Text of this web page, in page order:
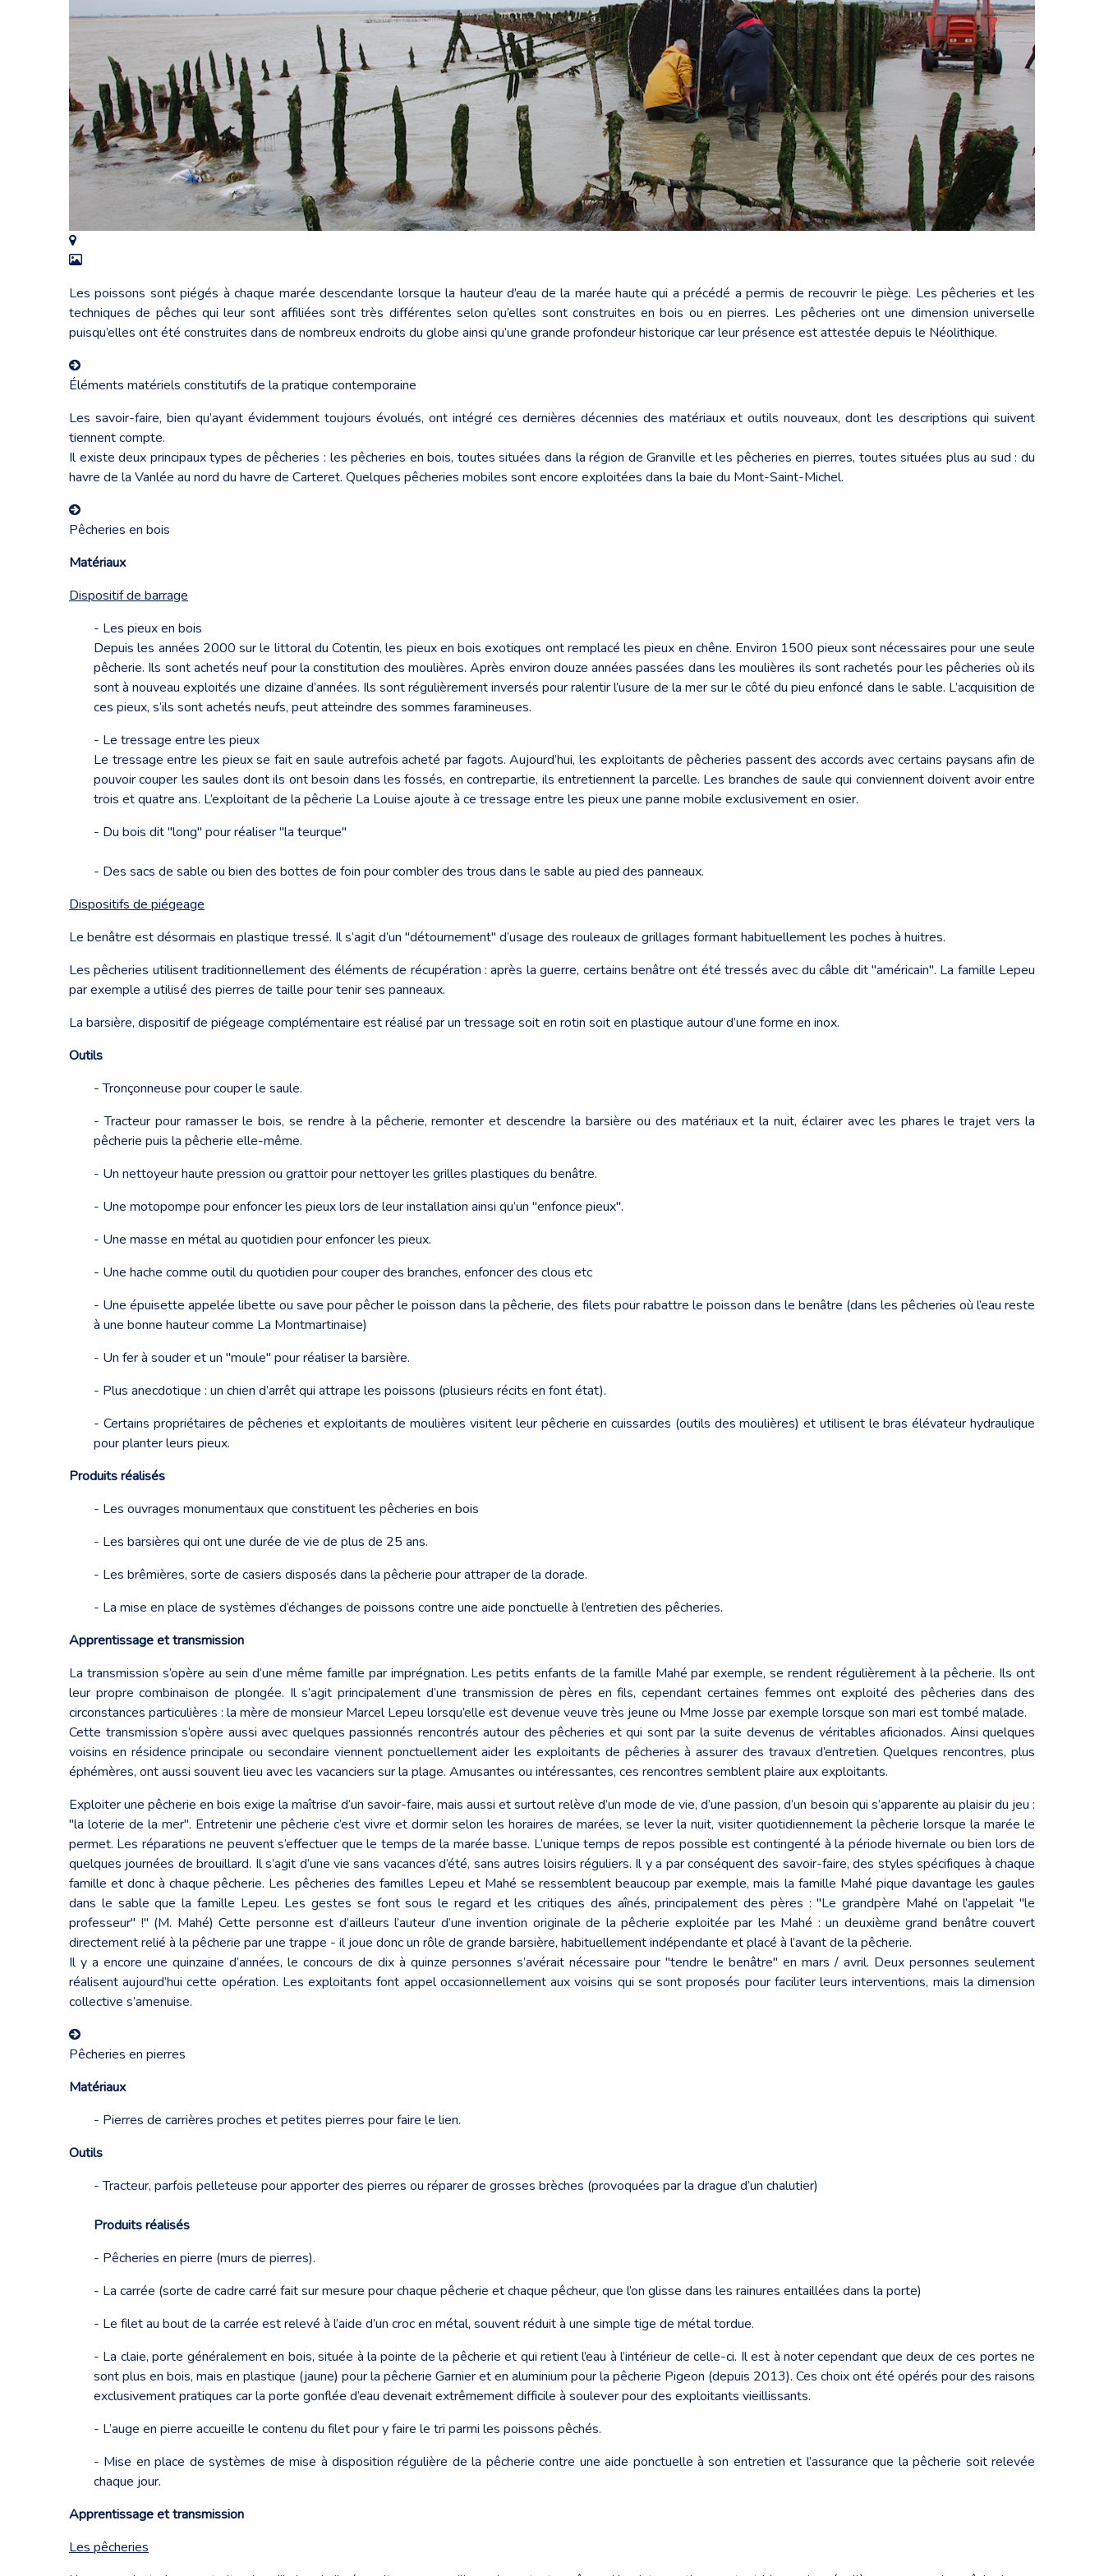
Les poissons sont piégés à chaque marée descendante lorsque la hauteur d’eau de la marée haute qui a précédé a permis de recouvrir le piège. Les pêcheries et les
techniques de pêches qui leur sont affiliées sont très différentes selon qu’elles sont construites en bois ou en pierres. Les pêcheries ont une dimension universelle
puisqu’elles ont été construites dans de nombreux endroits du globe ainsi qu’une grande profondeur historique car leur présence est attestée depuis le Néolithique.
Éléments matériels constitutifs de la pratique contemporaine
Les savoir-faire, bien qu’ayant évidemment toujours évolués, ont intégré ces dernières décennies des matériaux et outils nouveaux, dont les descriptions qui suivent
tiennent compte.
Il existe deux principaux types de pêcheries : les pêcheries en bois, toutes situées dans la région de Granville et les pêcheries en pierres, toutes situées plus au sud : du
havre de la Vanlée au nord du havre de Carteret. Quelques pêcheries mobiles sont encore exploitées dans la baie du Mont-Saint-Michel.
Pêcheries en bois
Matériaux
Dispositif de barrage
- Les pieux en bois
Depuis les années 2000 sur le littoral du Cotentin, les pieux en bois exotiques ont remplacé les pieux en chêne. Environ 1500 pieux sont nécessaires pour une seule
pêcherie. Ils sont achetés neuf pour la constitution des moulières. Après environ douze années passées dans les moulières ils sont rachetés pour les pêcheries où ils
sont à nouveau exploités une dizaine d’années. Ils sont régulièrement inversés pour ralentir l’usure de la mer sur le côté du pieu enfoncé dans le sable. L’acquisition de
ces pieux, s’ils sont achetés neufs, peut atteindre des sommes faramineuses.
- Le tressage entre les pieux
Le tressage entre les pieux se fait en saule autrefois acheté par fagots. Aujourd’hui, les exploitants de pêcheries passent des accords avec certains paysans afin de
pouvoir couper les saules dont ils ont besoin dans les fossés, en contrepartie, ils entretiennent la parcelle. Les branches de saule qui conviennent doivent avoir entre
trois et quatre ans. L’exploitant de la pêcherie La Louise ajoute à ce tressage entre les pieux une panne mobile exclusivement en osier.
- Du bois dit "long" pour réaliser "la teurque"
- Des sacs de sable ou bien des bottes de foin pour combler des trous dans le sable au pied des panneaux.
Dispositifs de piégeage
Le benâtre est désormais en plastique tressé. Il s’agit d’un "détournement" d’usage des rouleaux de grillages formant habituellement les poches à huitres.
Les pêcheries utilisent traditionnellement des éléments de récupération : après la guerre, certains benâtre ont été tressés avec du câble dit "américain". La famille Lepeu
par exemple a utilisé des pierres de taille pour tenir ses panneaux.
La barsière, dispositif de piégeage complémentaire est réalisé par un tressage soit en rotin soit en plastique autour d’une forme en inox.
Outils
- Tronçonneuse pour couper le saule.
- Tracteur pour ramasser le bois, se rendre à la pêcherie, remonter et descendre la barsière ou des matériaux et la nuit, éclairer avec les phares le trajet vers la
pêcherie puis la pêcherie elle-même.
- Un nettoyeur haute pression ou grattoir pour nettoyer les grilles plastiques du benâtre.
- Une motopompe pour enfoncer les pieux lors de leur installation ainsi qu’un "enfonce pieux".
- Une masse en métal au quotidien pour enfoncer les pieux.
- Une hache comme outil du quotidien pour couper des branches, enfoncer des clous etc
- Une épuisette appelée libette ou save pour pêcher le poisson dans la pêcherie, des filets pour rabattre le poisson dans le benâtre (dans les pêcheries où l’eau reste
à une bonne hauteur comme La Montmartinaise)
- Un fer à souder et un "moule" pour réaliser la barsière.
- Plus anecdotique : un chien d’arrêt qui attrape les poissons (plusieurs récits en font état).
- Certains propriétaires de pêcheries et exploitants de moulières visitent leur pêcherie en cuissardes (outils des moulières) et utilisent le bras élévateur hydraulique
pour planter leurs pieux.
Produits réalisés
- Les ouvrages monumentaux que constituent les pêcheries en bois
- Les barsières qui ont une durée de vie de plus de 25 ans.
- Les brêmières, sorte de casiers disposés dans la pêcherie pour attraper de la dorade.
- La mise en place de systèmes d’échanges de poissons contre une aide ponctuelle à l’entretien des pêcheries.
Apprentissage et transmission
La transmission s’opère au sein d’une même famille par imprégnation. Les petits enfants de la famille Mahé par exemple, se rendent régulièrement à la pêcherie. Ils ont
leur propre combinaison de plongée. Il s’agit principalement d’une transmission de pères en fils, cependant certaines femmes ont exploité des pêcheries dans des
circonstances particulières : la mère de monsieur Marcel Lepeu lorsqu’elle est devenue veuve très jeune ou Mme Josse par exemple lorsque son mari est tombé malade.
Cette transmission s’opère aussi avec quelques passionnés rencontrés autour des pêcheries et qui sont par la suite devenus de véritables aficionados. Ainsi quelques
voisins en résidence principale ou secondaire viennent ponctuellement aider les exploitants de pêcheries à assurer des travaux d’entretien. Quelques rencontres, plus
éphémères, ont aussi souvent lieu avec les vacanciers sur la plage. Amusantes ou intéressantes, ces rencontres semblent plaire aux exploitants.
Exploiter une pêcherie en bois exige la maîtrise d’un savoir-faire, mais aussi et surtout relève d’un mode de vie, d’une passion, d’un besoin qui s’apparente au plaisir du jeu :
"la loterie de la mer". Entretenir une pêcherie c’est vivre et dormir selon les horaires de marées, se lever la nuit, visiter quotidiennement la pêcherie lorsque la marée le
permet. Les réparations ne peuvent s’effectuer que le temps de la marée basse. L’unique temps de repos possible est contingenté à la période hivernale ou bien lors de
quelques journées de brouillard. Il s’agit d’une vie sans vacances d’été, sans autres loisirs réguliers. Il y a par conséquent des savoir-faire, des styles spécifiques à chaque
famille et donc à chaque pêcherie. Les pêcheries des familles Lepeu et Mahé se ressemblent beaucoup par exemple, mais la famille Mahé pique davantage les gaules
dans le sable que la famille Lepeu. Les gestes se font sous le regard et les critiques des aînés, principalement des pères : "Le grandpère Mahé on l’appelait "le
professeur" !" (M. Mahé) Cette personne est d’ailleurs l’auteur d’une invention originale de la pêcherie exploitée par les Mahé : un deuxième grand benâtre couvert
directement relié à la pêcherie par une trappe - il joue donc un rôle de grande barsière, habituellement indépendante et placé à l’avant de la pêcherie.
Il y a encore une quinzaine d’années, le concours de dix à quinze personnes s’avérait nécessaire pour "tendre le benâtre" en mars / avril. Deux personnes seulement
réalisent aujourd’hui cette opération. Les exploitants font appel occasionnellement aux voisins qui se sont proposés pour faciliter leurs interventions, mais la dimension
collective s’amenuise.
Pêcheries en pierres
Matériaux
- Pierres de carrières proches et petites pierres pour faire le lien.
Outils
- Tracteur, parfois pelleteuse pour apporter des pierres ou réparer de grosses brèches (provoquées par la drague d’un chalutier)
Produits réalisés
- Pêcheries en pierre (murs de pierres).
- La carrée (sorte de cadre carré fait sur mesure pour chaque pêcherie et chaque pêcheur, que l’on glisse dans les rainures entaillées dans la porte)
- Le filet au bout de la carrée est relevé à l’aide d’un croc en métal, souvent réduit à une simple tige de métal tordue.
- La claie, porte généralement en bois, située à la pointe de la pêcherie et qui retient l’eau à l’intérieur de celle-ci. Il est à noter cependant que deux de ces portes ne
sont plus en bois, mais en plastique (jaune) pour la pêcherie Garnier et en aluminium pour la pêcherie Pigeon (depuis 2013). Ces choix ont été opérés pour des raisons
exclusivement pratiques car la porte gonflée d’eau devenait extrêmement difficile à soulever pour des exploitants vieillissants.
- L’auge en pierre accueille le contenu du filet pour y faire le tri parmi les poissons pêchés.
- Mise en place de systèmes de mise à disposition régulière de la pêcherie contre une aide ponctuelle à son entretien et l’assurance que la pêcherie soit relevée
chaque jour.
Apprentissage et transmission
Les pêcheries